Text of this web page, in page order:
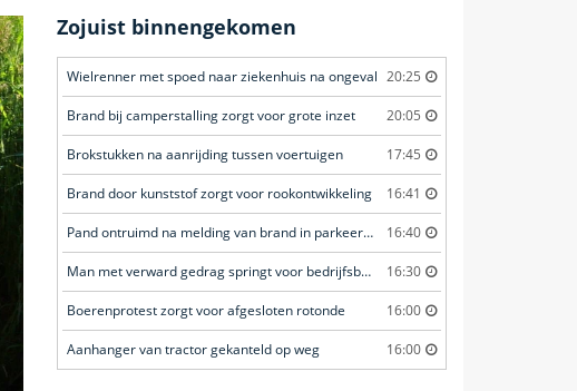
Zojuist binnengekomen
Wielrenner met spoed naar ziekenhuis na ongeval 20:25
Brand bij camperstalling zorgt voor grote inzet 20:05
Brokstukken na aanrijding tussen voertuigen 17:45
Brand door kunststof zorgt voor rookontwikkeling 16:41
Pand ontruimd na melding van brand in parkeergarage 16:40
Man met verward gedrag springt voor bedrijfsbus en zorgt voor opschudding 16:30
Boerenprotest zorgt voor afgesloten rotonde 16:00
Aanhanger van tractor gekanteld op weg 16:00